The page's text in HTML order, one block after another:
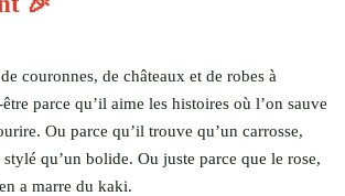
couronnes, de châteaux et de robes à
parce qu’il aime les histoires où l’on sauve
Ou parce qu’il trouve qu’un carrosse,
stylé qu’un bolide. Ou juste parce que le rose,
a marre du kaki.